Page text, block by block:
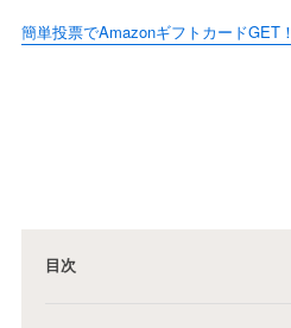
簡単投票でAmazonギフトカードGET！
目次